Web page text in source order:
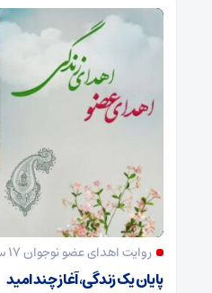
روایت اهدای عضو نوجوان ۱۷ ساله میامی
پایان یک زندگی، آغاز چند امید